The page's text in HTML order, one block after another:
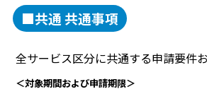
■共通 共通事項
全サービス区分に共通する申請要件
＜対象期間および申請期限＞